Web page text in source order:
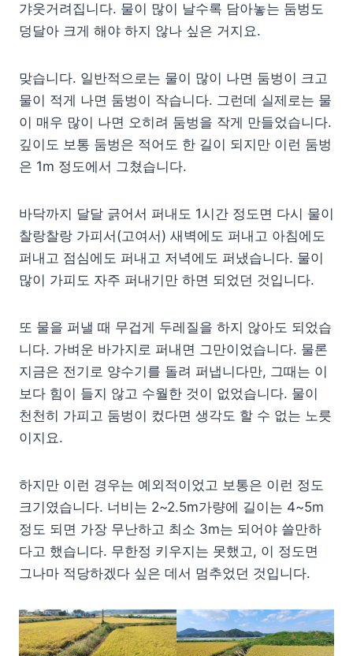
갸웃거려집니다. 물이 많이 날수록 담아놓는 둠벙도
덩달아 크게 해야 하지 않나 싶은 거지요.
맞습니다. 일반적으로는 물이 많이 나면 둠벙이 크고
물이 적게 나면 둠벙이 작습니다. 그런데 실제로는 물
이 매우 많이 나면 오히려 둠벙을 작게 만들었습니다.
깊이도 보통 둠벙은 적어도 한 길이 되지만 이런 둠벙
은 1m 정도에서 그쳤습니다.
바닥까지 달달 긁어서 퍼내도 1시간 정도면 다시 물이
찰랑찰랑 가피서(고여서) 새벽에도 퍼내고 아침에도
퍼내고 점심에도 퍼내고 저녁에도 퍼냈습니다. 물이
많이 가피도 자주 퍼내기만 하면 되었던 것입니다.
또 물을 퍼낼 때 무겁게 두레질을 하지 않아도 되었습
니다. 가벼운 바가지로 퍼내면 그만이었습니다. 물론
지금은 전기로 양수기를 돌려 퍼냅니다만, 그때는 이
보다 힘이 들지 않고 수월한 것이 없었습니다. 물이
천천히 가피고 둠벙이 컸다면 생각도 할 수 없는 노릇
이지요.
하지만 이런 경우는 예외적이었고 보통은 이런 정도
크기였습니다. 너비는 2~2.5m가량에 길이는 4~5m
정도 되면 가장 무난하고 최소 3m는 되어야 쓸만하
다고 했습니다. 무한정 키우지는 못했고, 이 정도면
그나마 적당하겠다 싶은 데서 멈추었던 것입니다.